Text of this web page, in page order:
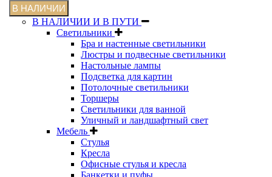
В НАЛИЧИИ
В НАЛИЧИИ И В ПУТИ
Светильники
Бра и настенные светильники
Люстры и подвесные светильники
Настольные лампы
Подсветка для картин
Потолочные светильники
Торшеры
Светильники для ванной
Уличный и ландшафтный свет
Мебель
Стулья
Кресла
Офисные стулья и кресла
Банкетки и пуфы